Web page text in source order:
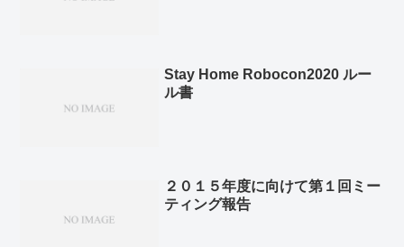
Stay Home Robocon2020 ルー
ル書
２０１５年度に向けて第１回ミー
ティング報告